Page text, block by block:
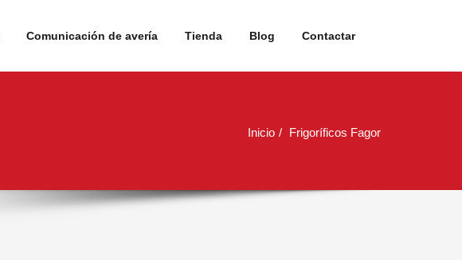
Comunicación de avería Tienda Blog Contactar
Inicio Frigoríficos Fagor